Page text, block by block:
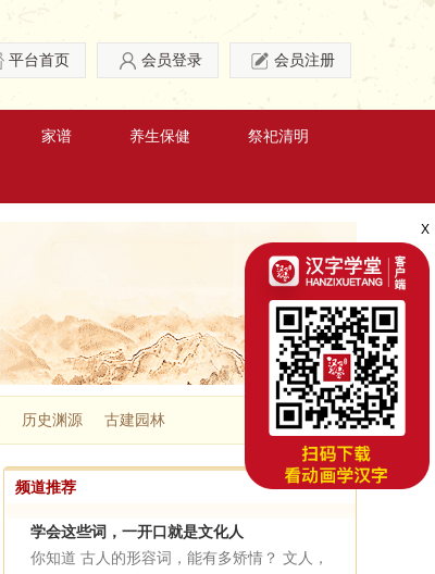
平台首页 会员登录 会员注册
X
家谱 养生保健 祭祀清明
历史渊源 古建园林
频道推荐
学会这些词，一开口就是文化人
你知道 古人的形容词，能有多矫情？ 文人，